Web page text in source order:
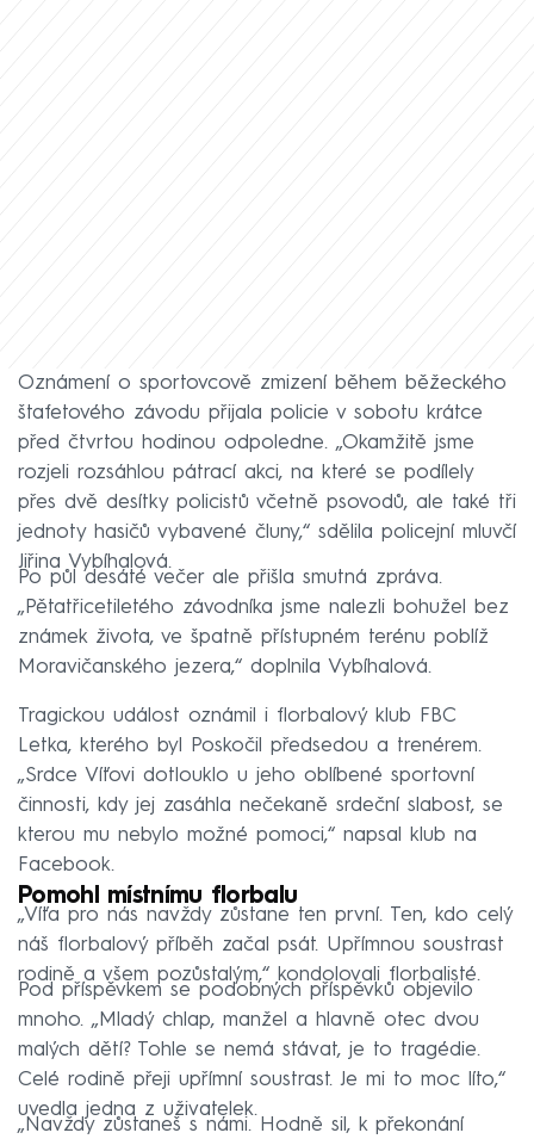
Oznámení o sportovcově zmizení během běžeckého
štafetového závodu přijala policie v sobotu krátce
před čtvrtou hodinou odpoledne. „Okamžitě jsme
rozjeli rozsáhlou pátrací akci, na které se podílely
přes dvě desítky policistů včetně psovodů, ale také tři
jednoty hasičů vybavené čluny,“ sdělila policejní mluvčí
Jiřina Vybíhalová.
Po půl desáté večer ale přišla smutná zpráva.
„Pětatřicetiletého závodníka jsme nalezli bohužel bez
známek života, ve špatně přístupném terénu poblíž
Moravičanského jezera,“ doplnila Vybíhalová.
Tragickou událost oznámil i florbalový klub FBC
Letka, kterého byl Poskočil předsedou a trenérem.
„Srdce Víťovi dotlouklo u jeho oblíbené sportovní
činnosti, kdy jej zasáhla nečekaně srdeční slabost, se
kterou mu nebylo možné pomoci,“ napsal klub na
Facebook.
Pomohl místnímu florbalu
„Víťa pro nás navždy zůstane ten první. Ten, kdo celý
náš florbalový příběh začal psát. Upřímnou soustrast
rodině a všem pozůstalým,“ kondolovali florbalisté.
Pod příspěvkem se podobných příspěvků objevilo
mnoho. „Mladý chlap, manžel a hlavně otec dvou
malých dětí? Tohle se nemá stávat, je to tragédie.
Celé rodině přeji upřímní soustrast. Je mi to moc líto,“
uvedla jedna z uživatelek.
„Navždy zůstaneš s námi. Hodně sil, k překonání